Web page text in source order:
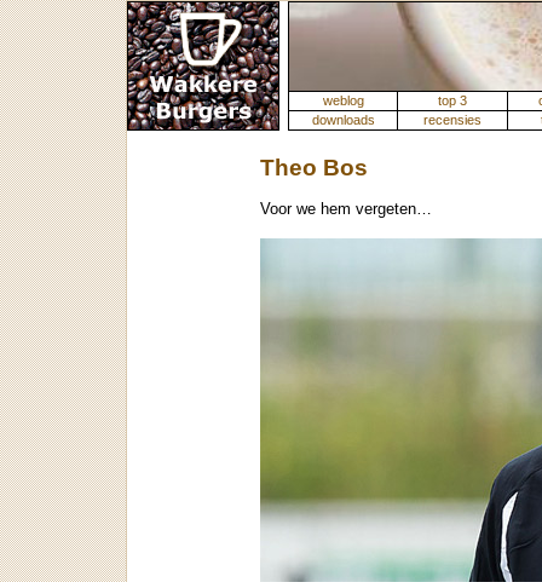
weblog top 3
downloads
recensies
Theo Bos
Voor we hem vergeten…